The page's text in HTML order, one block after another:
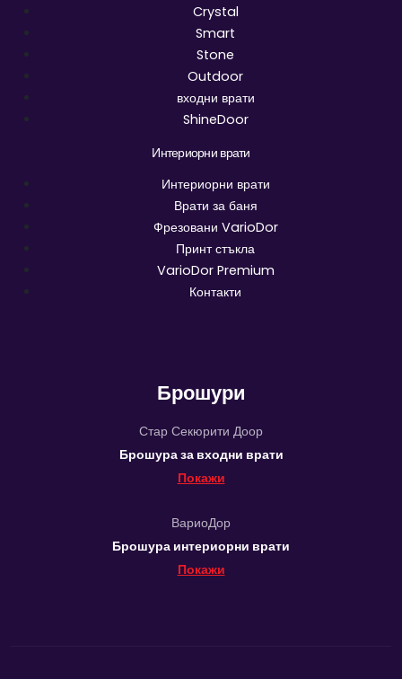
Crystal
Smart
Stone
Outdoor
входни врати
ShineDoor
Интериорни врати
Интериорни врати
Врати за баня
Фрезовани VarioDor
Принт стъкла
VarioDor Premium
Контакти
Брошури
Стар Секюрити Доор
Брошура за входни врати
Покажи
ВариоДор
Брошура интериорни врати
Покажи